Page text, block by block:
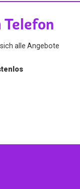
alle Angebote